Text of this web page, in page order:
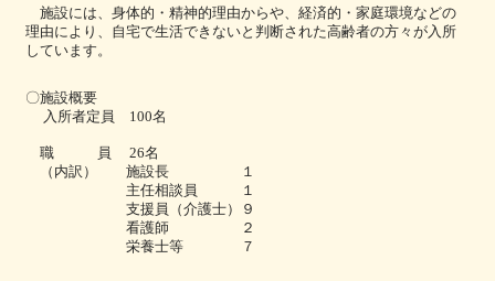
施設には、身体的・精神的理由からや、経済的・家庭環境などの
理由により、自宅で生活できないと判断された高齢者の方々が入所
しています。
〇施設概要
入所者定員
100名
職 員
26名
（内訳） 施設長 １
主任相談員 １
支援員（介護士）９
看護師 ２
栄養士等 ７